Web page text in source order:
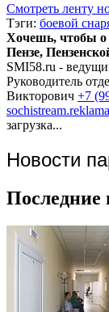
Смотреть ленту
Тэги: боевой
Хочешь, чтобы о
Пензе,
SMI58.ru -
Руководитель
Викторович +7
загрузка...
Новости
Последние